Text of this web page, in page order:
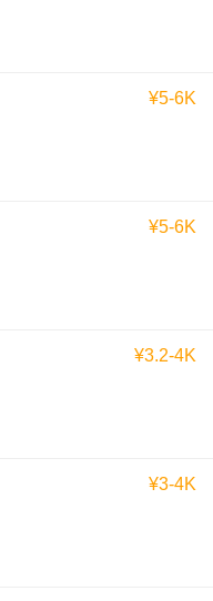
¥5-6K
¥5-6K
¥3.2-4K
¥3-4K